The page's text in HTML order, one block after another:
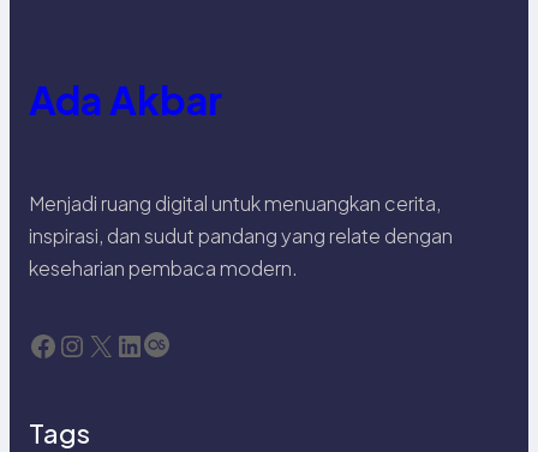
Ada Akbar
Menjadi ruang digital untuk menuangkan cerita,
inspirasi, dan sudut pandang yang relate dengan
keseharian pembaca modern.
Facebook Instagram X LinkedIn Last.fm
Tags